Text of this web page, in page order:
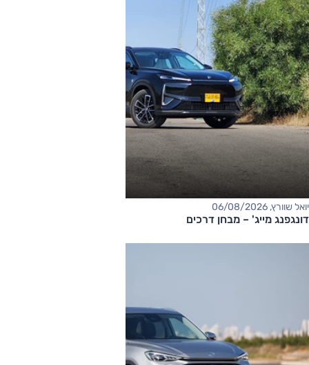
יואל שוורץ, 06/08/2026
דונגפנג מייג' – מבחן דרכים